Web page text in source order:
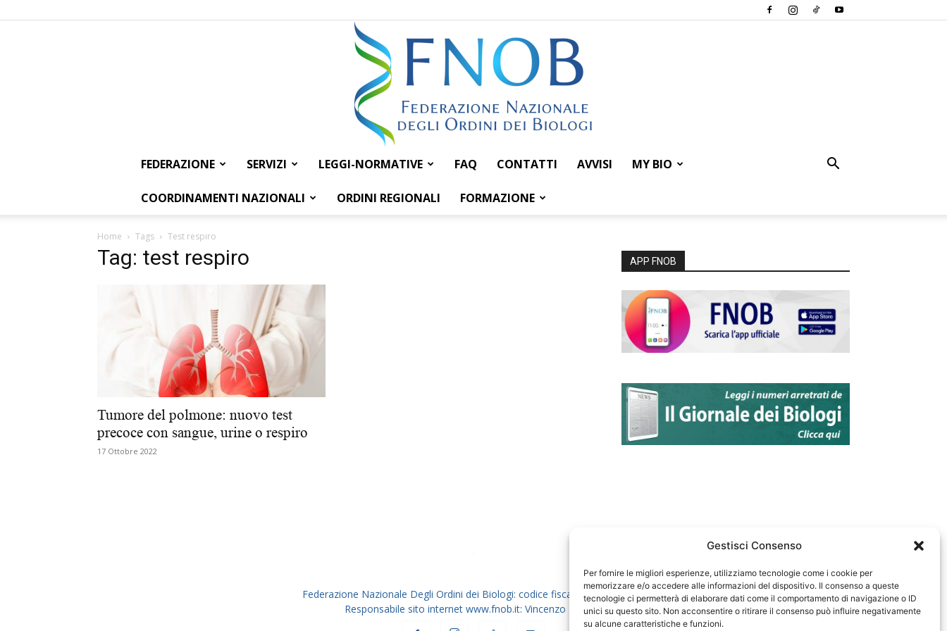
Gestisci Consenso
Per fornire le migliori esperienze, utilizziamo tecnologie come i cookie per
memorizzare e/o accedere alle informazioni del dispositivo. Il consenso a queste
tecnologie ci permetterà di elaborare dati come il comportamento di navigazione o ID
unici su questo sito. Non acconsentire o ritirare il consenso può influire negativamente
su alcune caratteristiche e funzioni.
Federazione
dei
FEDERAZIONE SERVIZI LEGGI-NORMATIVE FAQ CONTATTI AVVISI MY BIO
COORDINAMENTI NAZIONALI ORDINI REGIONALI FORMAZIONE
Home Tags Test respiro
Tag: test respiro
Tumore del polmone: nuovo test
precoce con sangue, urine o respiro
17 Ottobre 2022
APP FNOB
Federazione Nazionale Degli Ordini dei Biologi: codice fiscale 80069130583
Responsabile sito internet www.fnob.it: Vincenzo D'Anna